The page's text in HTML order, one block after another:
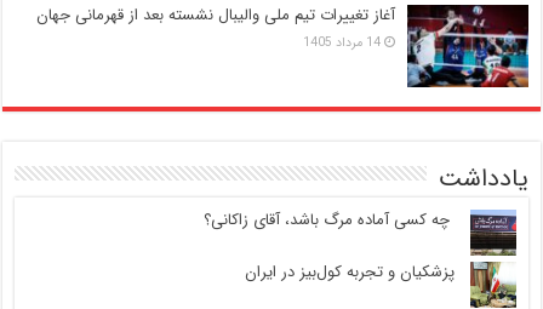
آغاز تغییرات تیم ملی والیبال نشسته بعد از قهرمانی جهان
14 مرداد 1405
یادداشت
‍ چه کسی آماده مرگ باشد، آقای زاکانی؟
پزشکیان و تجربه کول‌بیز در ایران